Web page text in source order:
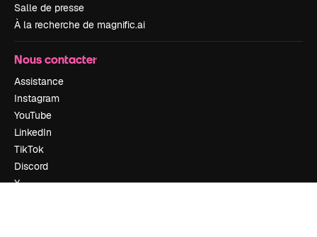
Salle de presse
À la recherche de magnific.ai
Nous contacter
Assistance
Instagram
YouTube
LinkedIn
TikTok
Discord
X